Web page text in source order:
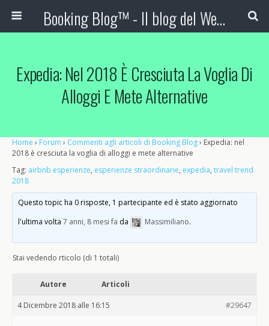
Booking Blog™ - Il blog del Web Marketing Turistico
Expedia: Nel 2018 È Cresciuta La Voglia Di
Alloggi E Mete Alternative
Home › Forum › Commenti agli articoli di Booking Blog› Expedia: nel
2018 è cresciuta la voglia di alloggi e mete alternative
Tag: airbnb esperienze, esperienze straordinarie, expedia, travel trend
2018
Questo topic ha 0 risposte, 1 partecipante ed è stato aggiornato
l'ultima volta7 anni, 8 mesi fa da Massimiliano.
Stai vedendo rticolo (di 1 totali)
Autore Articoli
4 Dicembre 2018 alle 16:15 #29647